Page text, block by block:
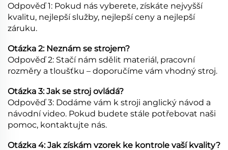
Odpověď 1: Pokud nás vyberete, získáte nejvyšší
kvalitu, nejlepší služby, nejlepší ceny a nejlepší
záruku.
Otázka 2: Neznám se strojem?
Odpověď 2: Stačí nám sdělit materiál, pracovní
rozměry a tloušťku – doporučíme vám vhodný stroj.
Otázka 3: Jak se stroj ovládá?
Odpověď 3: Dodáme vám k stroji anglický návod a
návodní video. Pokud budete stále potřebovat naši
pomoc, kontaktujte nás.
Otázka 4: Jak získám vzorek ke kontrole vaší kvality?